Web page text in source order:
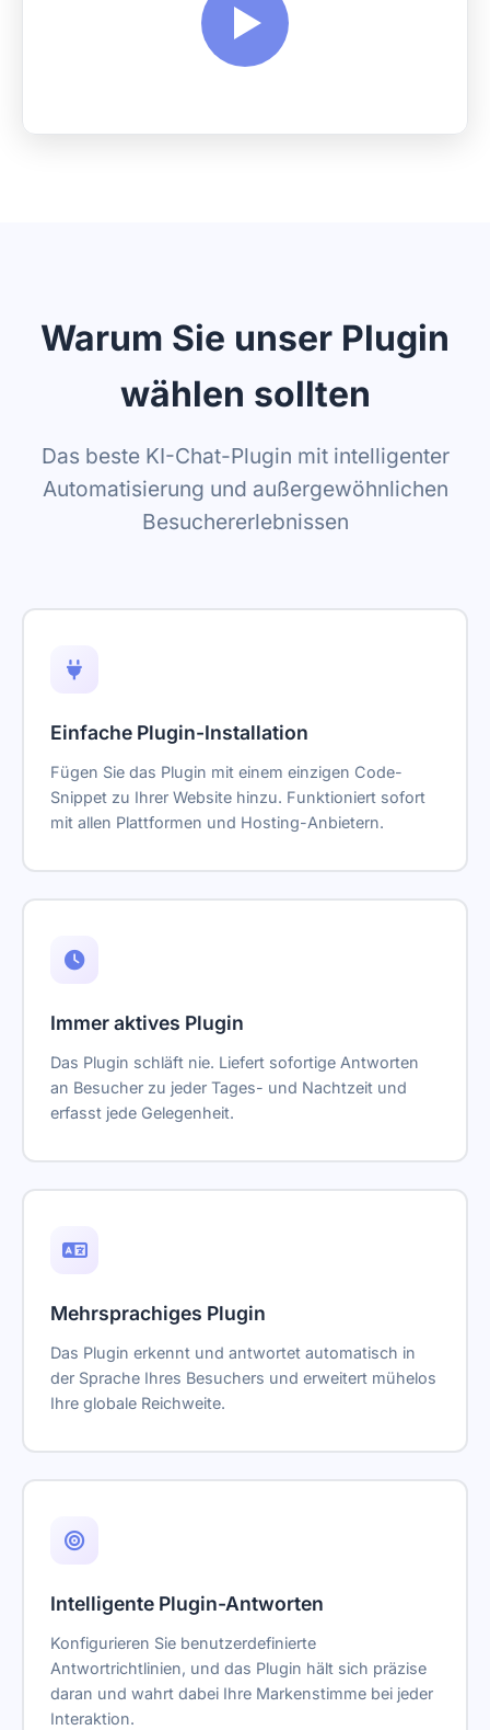
Warum Sie unser Plugin
wählen sollten
Das beste KI-Chat-Plugin mit intelligenter
Automatisierung und außergewöhnlichen
Besuchererlebnissen
Einfache Plugin-Installation
Fügen Sie das Plugin mit einem einzigen Code-
Snippet zu Ihrer Website hinzu. Funktioniert sofort
mit allen Plattformen und Hosting-Anbietern.
Immer aktives Plugin
Das Plugin schläft nie. Liefert sofortige Antworten
an Besucher zu jeder Tages- und Nachtzeit und
erfasst jede Gelegenheit.
Mehrsprachiges Plugin
Das Plugin erkennt und antwortet automatisch in
der Sprache Ihres Besuchers und erweitert mühelos
Ihre globale Reichweite.
Intelligente Plugin-Antworten
Konfigurieren Sie benutzerdefinierte
Antwortrichtlinien, und das Plugin hält sich präzise
daran und wahrt dabei Ihre Markenstimme bei jeder
Interaktion.